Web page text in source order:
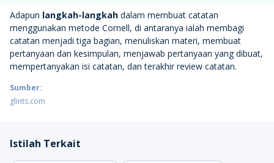
Adapun langkah-langkah dalam membuat catatan
menggunakan metode Cornell, di antaranya ialah membagi
catatan menjadi tiga bagian, menuliskan materi, membuat
pertanyaan dan kesimpulan, menjawab pertanyaan yang dibuat,
mempertanyakan isi catatan, dan terakhir review catatan.
Sumber:
glints.com
Istilah Terkait